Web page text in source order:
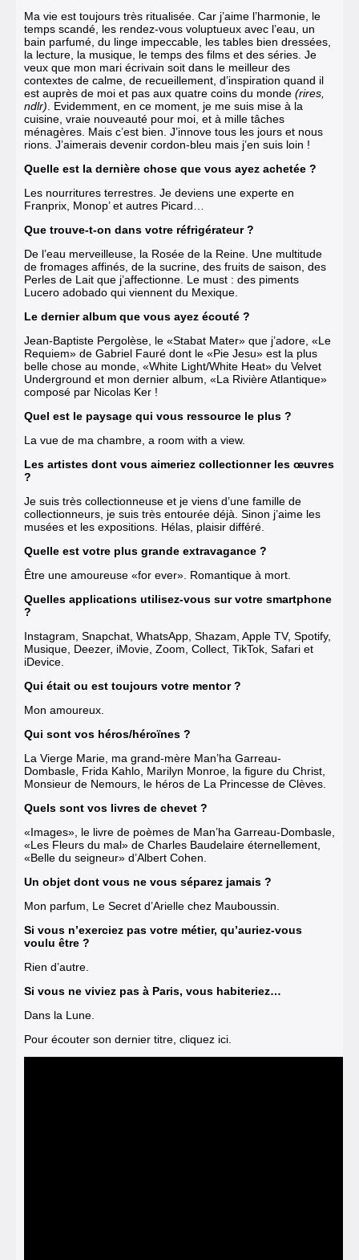
Ma vie est toujours très ritualisée. Car j’aime l’harmonie, le
temps scandé, les rendez-vous voluptueux avec l’eau, un
bain parfumé, du linge impeccable, les tables bien dressées,
la lecture, la musique, le temps des films et des séries. Je
veux que mon mari écrivain soit dans le meilleur des
contextes de calme, de recueillement, d’inspiration quand il
est auprès de moi et pas aux quatre coins du monde (rires,
ndlr). Evidemment, en ce moment, je me suis mise à la
cuisine, vraie nouveauté pour moi, et à mille tâches
ménagères. Mais c’est bien. J’innove tous les jours et nous
rions. J’aimerais devenir cordon-bleu mais j’en suis loin !
Quelle est la dernière chose que vous ayez achetée ?
Les nourritures terrestres. Je deviens une experte en
Franprix, Monop’ et autres Picard…
Que trouve-t-on dans votre réfrigérateur ?
De l’eau merveilleuse, la Rosée de la Reine. Une multitude
de fromages affinés, de la sucrine, des fruits de saison, des
Perles de Lait que j’affectionne. Le must : des piments
Lucero adobado qui viennent du Mexique.
Le dernier album que vous ayez écouté ?
Jean-Baptiste Pergolèse, le «Stabat Mater» que j’adore, «Le
Requiem» de Gabriel Fauré dont le «Pie Jesu» est la plus
belle chose au monde, «White Light/White Heat» du Velvet
Underground et mon dernier album, «La Rivière Atlantique»
composé par Nicolas Ker !
Quel est le paysage qui vous ressource le plus ?
La vue de ma chambre, a room with a view.
Les artistes dont vous aimeriez collectionner les œuvres
?
Je suis très collectionneuse et je viens d’une famille de
collectionneurs, je suis très entourée déjà. Sinon j’aime les
musées et les expositions. Hélas, plaisir différé.
Quelle est votre plus grande extravagance ?
Être une amoureuse «for ever». Romantique à mort.
Quelles applications utilisez-vous sur votre smartphone
?
Instagram, Snapchat, WhatsApp, Shazam, Apple TV, Spotify,
Musique, Deezer, iMovie, Zoom, Collect, TikTok, Safari et
iDevice.
Qui était ou est toujours votre mentor ?
Mon amoureux.
Qui sont vos héros/héroïnes ?
La Vierge Marie, ma grand-mère Man’ha Garreau-
Dombasle, Frida Kahlo, Marilyn Monroe, la figure du Christ,
Monsieur de Nemours, le héros de La Princesse de Clèves.
Quels sont vos livres de chevet ?
«Images», le livre de poèmes de Man’ha Garreau-Dombasle,
«Les Fleurs du mal» de Charles Baudelaire éternellement,
«Belle du seigneur» d’Albert Cohen.
Un objet dont vous ne vous séparez jamais ?
Mon parfum, Le Secret d’Arielle chez Mauboussin.
Si vous n’exerciez pas votre métier, qu’auriez-vous
voulu être ?
Rien d’autre.
Si vous ne viviez pas à Paris, vous habiteriez…
Dans la Lune.
Pour écouter son dernier titre, cliquez ici.